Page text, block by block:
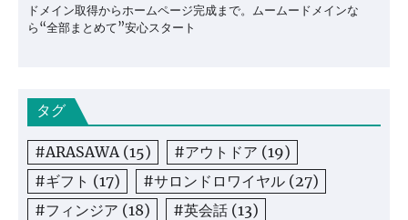
ドメイン取得からホームページ完成まで。ムームードメインな
ら“全部まとめて”安心スタート
タグ
#ARASAWA (15) #アウトドア (19)
#ギフト (17) #サロンドロワイヤル (27)
#フィンジア (18) #英会話 (13)